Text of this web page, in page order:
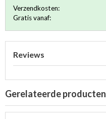
Verzendkosten:
Gratis vanaf:
Reviews
Gerelateerde producten